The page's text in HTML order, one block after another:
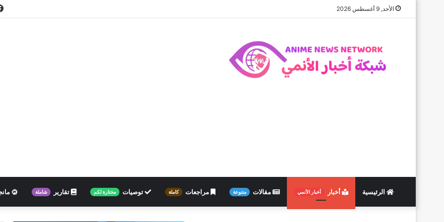
الأحد, 9 أغسطس 2026
الرئيسية أخبار أخبار الأنمي مقالات متنوعة مراجعات كاملة توصيات مختارة لكم تقارير شاملة